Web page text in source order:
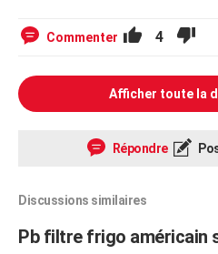
Commenter 4
Afficher toute la
Répondre
Discussions similaires
Pb filtre frigo américain